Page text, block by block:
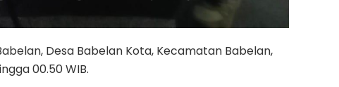
Desa Babelan Kota, Kecamatan Babelan,
00.50 WIB.